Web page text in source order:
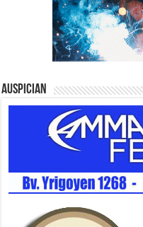
Auspician